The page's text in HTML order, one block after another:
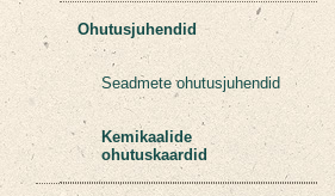
Ohutusjuhendid
Seadmete ohutusjuhendid
Kemikaalide
ohutuskaardid